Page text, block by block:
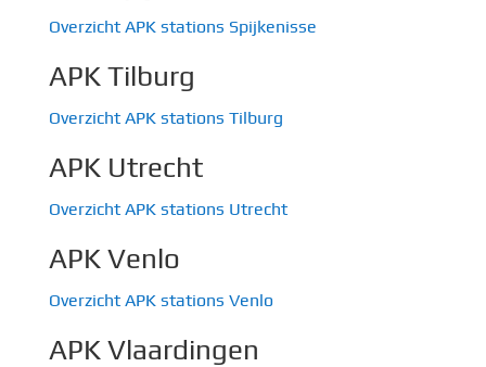
Overzicht APK stations Spijkenisse
APK Tilburg
Overzicht APK stations Tilburg
APK Utrecht
Overzicht APK stations Utrecht
APK Venlo
Overzicht APK stations Venlo
APK Vlaardingen